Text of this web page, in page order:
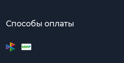
Способы оплаты